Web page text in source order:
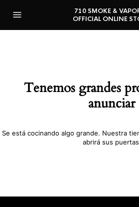
710 SMOKE &
OFFICIAL ONLINE
Tenemos grandes
anunciar
Se está cocinando algo grande. Nuestra
abrirá sus